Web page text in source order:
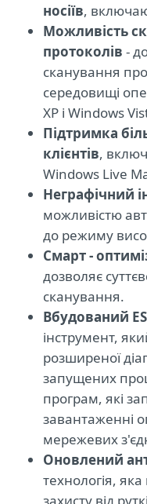
носіїв,
Можливість
протоколів -
сканування
середовищі
XP і Windows
Підтримка
клієнтів,
Windows Live
Неграфічний
можливістю
до режиму
Смарт -
дозволяє
сканування.
Вбудований
інструмент,
розширеної
запущених
програм, які
завантаженні
мережевих
Оновлений
технологія,